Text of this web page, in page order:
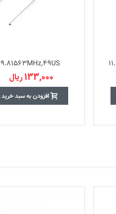
9.81563MHz,49US
133,000 ریال
افزودن به سبد خرید